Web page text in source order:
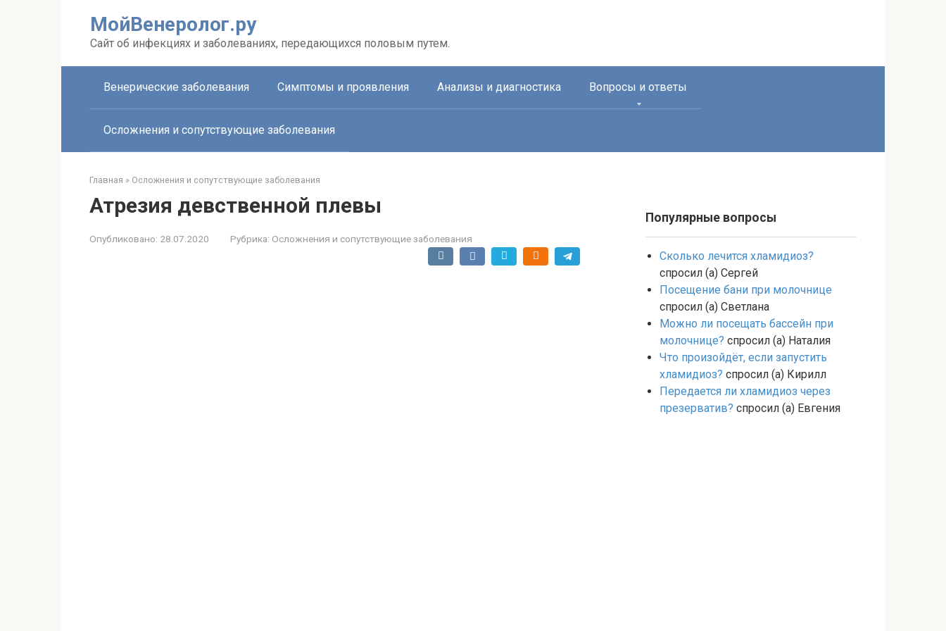
МойВенеролог.ру
Cайт об инфекциях и заболеваниях, передающихся половым путем.
Венерические заболевания Симптомы и проявления Анализы и диагностика Вопросы и ответы
Осложнения и сопутствующие заболевания
Главная » Осложнения и сопутствующие заболевания
Атрезия девственной плевы
Опубликовано: 28.07.2020 Рубрика: Осложнения и сопутствующие заболевания
Популярные вопросы
Сколько лечится хламидиоз?
спросил (а) Сергей
Посещение бани при молочнице
спросил (а) Светлана
Можно ли посещать бассейн при
молочнице? спросил (а) Наталия
Что произойдёт, если запустить
хламидиоз? спросил (а) Кирилл
Передается ли хламидиоз через
презерватив? спросил (а) Евгения